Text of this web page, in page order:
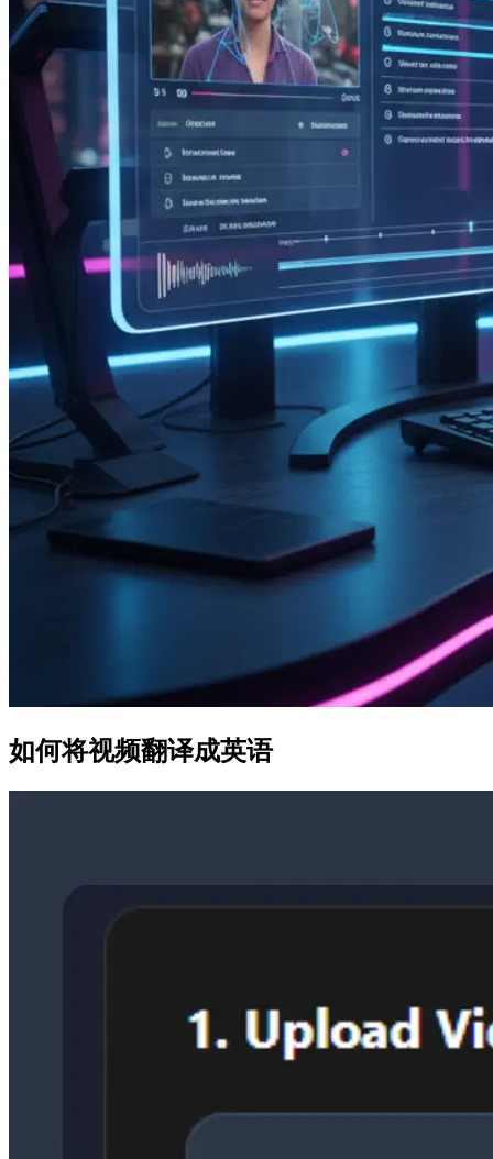
如何将视频翻译成英语